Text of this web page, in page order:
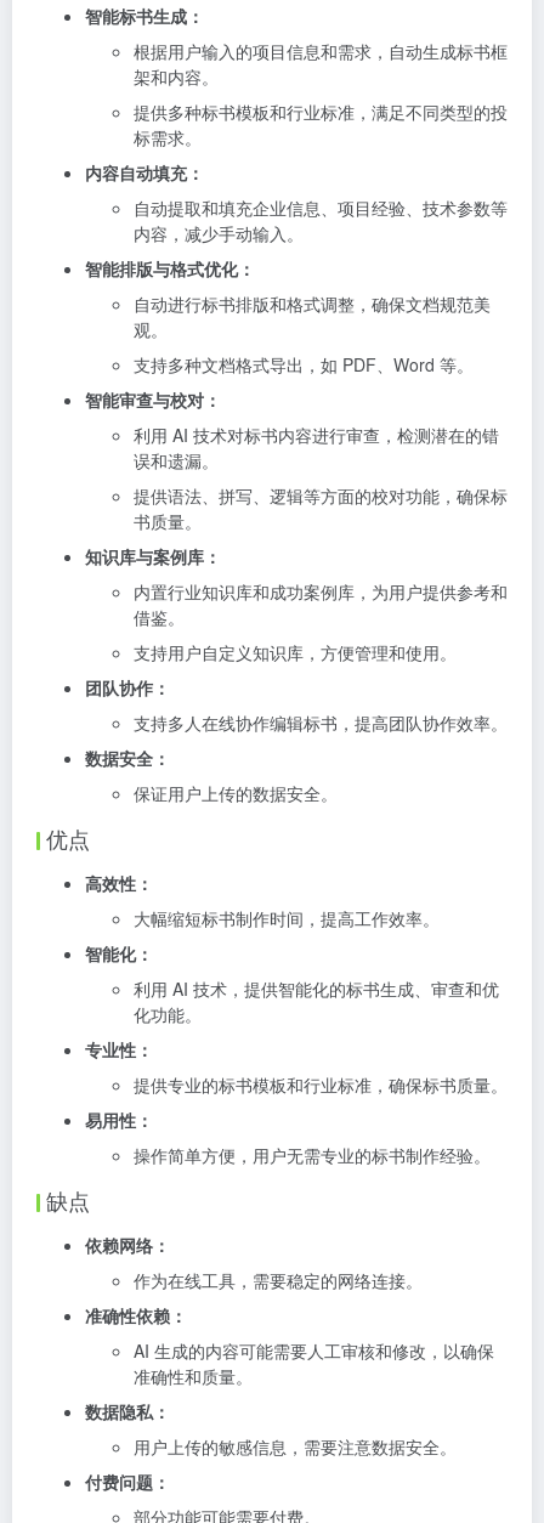
智能标书生成：
根据用户输入的项目信息和需求，自动生成标书框
架和内容。
提供多种标书模板和行业标准，满足不同类型的投
标需求。
内容自动填充：
自动提取和填充企业信息、项目经验、技术参数等
内容，减少手动输入。
智能排版与格式优化：
自动进行标书排版和格式调整，确保文档规范美
观。
支持多种文档格式导出，如 PDF、Word 等。
智能审查与校对：
利用 AI 技术对标书内容进行审查，检测潜在的错
误和遗漏。
提供语法、拼写、逻辑等方面的校对功能，确保标
书质量。
知识库与案例库：
内置行业知识库和成功案例库，为用户提供参考和
借鉴。
支持用户自定义知识库，方便管理和使用。
团队协作：
支持多人在线协作编辑标书，提高团队协作效率。
数据安全：
保证用户上传的数据安全。
优点
高效性：
大幅缩短标书制作时间，提高工作效率。
智能化：
利用 AI 技术，提供智能化的标书生成、审查和优
化功能。
专业性：
提供专业的标书模板和行业标准，确保标书质量。
易用性：
操作简单方便，用户无需专业的标书制作经验。
缺点
依赖网络：
作为在线工具，需要稳定的网络连接。
准确性依赖：
AI 生成的内容可能需要人工审核和修改，以确保
准确性和质量。
数据隐私：
用户上传的敏感信息，需要注意数据安全。
付费问题：
部分功能可能需要付费。